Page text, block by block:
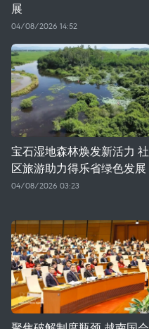
展
04/08/2026 14:52
宝石湿地森林焕发新活力 社
区旅游助力得乐省绿色发展
04/08/2026 03:23